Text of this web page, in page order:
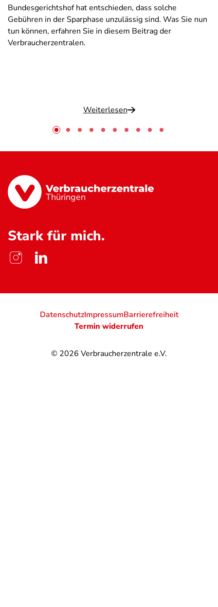
Bundesgerichtshof hat entschieden, dass solche
Gebühren in der Sparphase unzulässig sind. Was Sie nun
tun können, erfahren Sie in diesem Beitrag der
Verbraucherzentralen.
Weiterlesen
Thüringen
Stark für mich.
© 2026 Verbraucherzentrale e.V.
DatenschutzImpressumBarrierefreiheit
Termin widerrufen